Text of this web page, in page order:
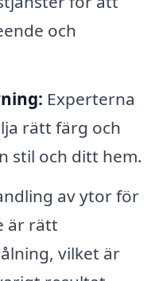
och
Experterna
rätt färg och
stil och ditt hem.
av ytor för
är rätt
vilket är